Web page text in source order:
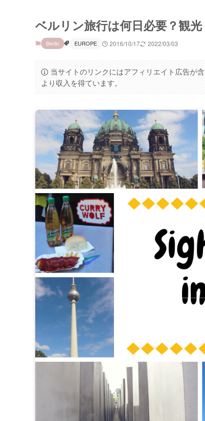
ベルリン旅行は何日必要？観
Berlin EUROPE 2016/10/17 2022/03/03
当サイトのリンクにはアフィリエイト広告が
より収入を得ています。